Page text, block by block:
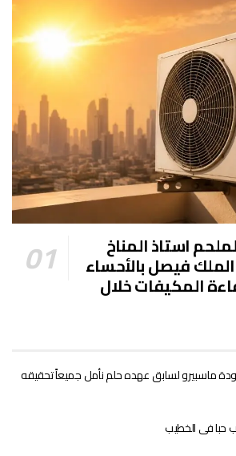
استاذ المناخ
فيصل بالأحساء
المكيفات خلال
ماسبيرو لسابق عهده حلم نأمل جميعاً تحقيقه
حبا فى الخطيب